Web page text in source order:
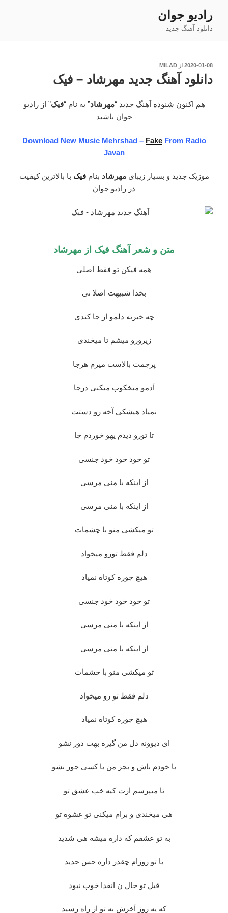
محتوا
رادیو جوان
دانلود آهنگ جدید
نوشته‌شده
2020-01-08 از MILAD
دانلود آهنگ جدید مهرشاد – فیک
هم اکنون شنوده آهنگ جدید “مهرشاد” به نام “فیک” از رادیو
جوان باشید
Download New Music Mehrshad – FakeFrom Radio
Javan
موزیک جدید و بسیار زیبایمهرشاد بنام فیک با بالاترین کیفیت
در رادیو جوان
متن و شعر آهنگ فیک از مهرشاد
همه فیکن تو فقط اصلی
بخدا شبیهت اصلا نی
چه خبرته دلمو از جا کندی
زیرورو میشم تا میخندی
پرچمت بالاست میرم هرجا
آدمو میخکوب میکنی درجا
نمیاد هیشکی آخه رو دستت
تا تورو دیدم یهو خوردم جا
تو خود خود خود جنسی
از اینکه با منی مرسی
از اینکه با منی مرسی
تو میکشی منو با چشمات
دلم فقط تورو میخواد
هیچ جوره کوتاه نمیاد
تو خود خود خود جنسی
از اینکه با منی مرسی
از اینکه با منی مرسی
تو میکشی منو با چشمات
دلم فقط تو رو میخواد
هیچ جوره کوتاه نمیاد
ای دیوونه دل من گیره بهت دور نشو
با خودم باش و بجز من با کسی جور نشو
تا میپرسم ازت کیه خب عشق تو
هی میخندی و برام میکنی تو عشوه تو
به تو عشقم که داره میشه هی شدید
با تو روزام چقدر داره حس جدید
قبل تو حال ن انقدا خوب نبود
که یه روز آخرش به تو از راه رسید